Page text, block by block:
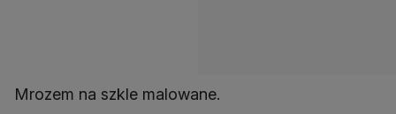
Mrozem na szkle malowane.